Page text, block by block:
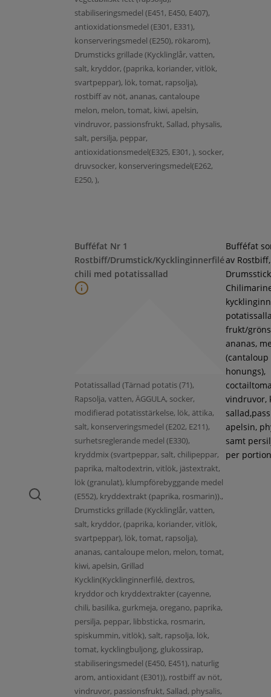
stabiliseringsmedel (E451, E450, E407),
antioxidationsmedel (E301, E331),
konserveringsmedel (E250), rökarom),
Drumsticks grillade (Kycklinglår, vatten,
salt, kryddor, (paprika, koriander, vitlök,
svartpeppar), lök, tomat, rapsolja),
rostbiff av nöt, ananas, cantaloupe
melon, melon, tomat, kiwi, apelsin,
vindruvor, passionsfrukt, Sallad, physalis,
salt, persilja, peppar,
antioxidationsmedel(E325, E301, ), socker,
druvsocker, konserveringsmedel(E262,
E250, ),
Bufféfat Nr 1
Rostbiff/Drumstick/Kycklinginnerfilé
chili med potatissallad
Potatissallad (Tärnad potatis (71),
Rapsolja, vatten, ÄGGULA, socker,
modifierad potatisstärkelse, lök, ättika,
salt, konserveringsmedel (E202, E211),
surhetsreglerande medel (E330),
kryddmix (svartpeppar, salt, chilipeppar,
paprika, maltodextrin, vitlök, jästextrakt,
lök (granulat), klumpförebyggande medel
(E552), kryddextrakt (paprika, rosmarin)).,
Drumsticks grillade (Kycklinglår, vatten,
salt, kryddor, (paprika, koriander, vitlök,
svartpeppar), lök, tomat, rapsolja),
ananas, cantaloupe melon, melon, tomat,
kiwi, apelsin, Grillad
Kycklin(Kycklinginnerfilé, dextros,
kryddor och kryddextrakter (cayenne,
chili, basilika, gurkmeja, oregano, paprika,
persilja, peppar, libbsticka, rosmarin,
spiskummin, vitlök), salt, rapsolja, lök,
tomat, kycklingbuljong, glukossirap,
stabiliseringsmedel (E450, E451), naturlig
arom, antioxidant (E301)), rostbiff av nöt,
vindruvor, passionsfrukt, Sallad, physalis,
Bufféfat
av Rostbiff,
frukt/
ananas,
(cantaloup
honungs),
vindruvor,
apelsin,
samt
per